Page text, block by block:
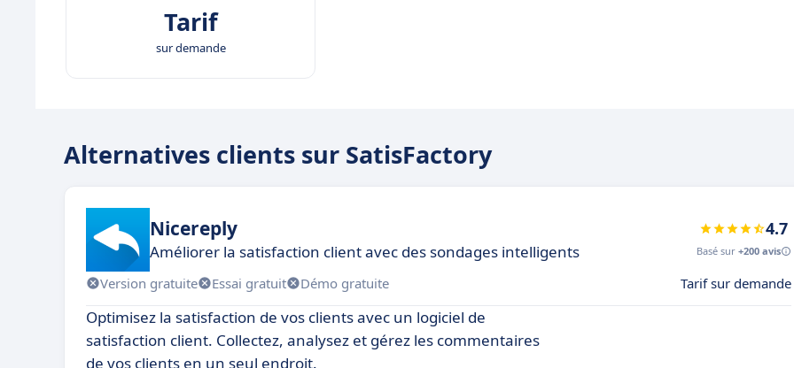
Tarif
sur demande
Alternatives clients sur SatisFactory
Nicereply
Améliorer la satisfaction client avec des sondages intelligents
4.7
Basé sur +200 avis
Version gratuite Essai gratuit Démo gratuite Tarif sur demande
Optimisez la satisfaction de vos clients avec un logiciel de
satisfaction client. Collectez, analysez et gérez les commentaires
de vos clients en un seul endroit.